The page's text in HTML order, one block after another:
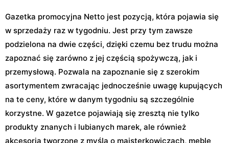
Gazetka promocyjna Netto jest pozycją, która pojawia się
w sprzedaży raz w tygodniu. Jest przy tym zawsze
podzielona na dwie części, dzięki czemu bez trudu można
zapoznać się zarówno z jej częścią spożywczą, jak i
przemysłową. Pozwala na zapoznanie się z szerokim
asortymentem zwracając jednocześnie uwagę kupujących
na te ceny, które w danym tygodniu są szczególnie
korzystne. W gazetce pojawiają się zresztą nie tylko
produkty znanych i lubianych marek, ale również
akcesoria tworzone z myślą o majsterkowiczach, meble